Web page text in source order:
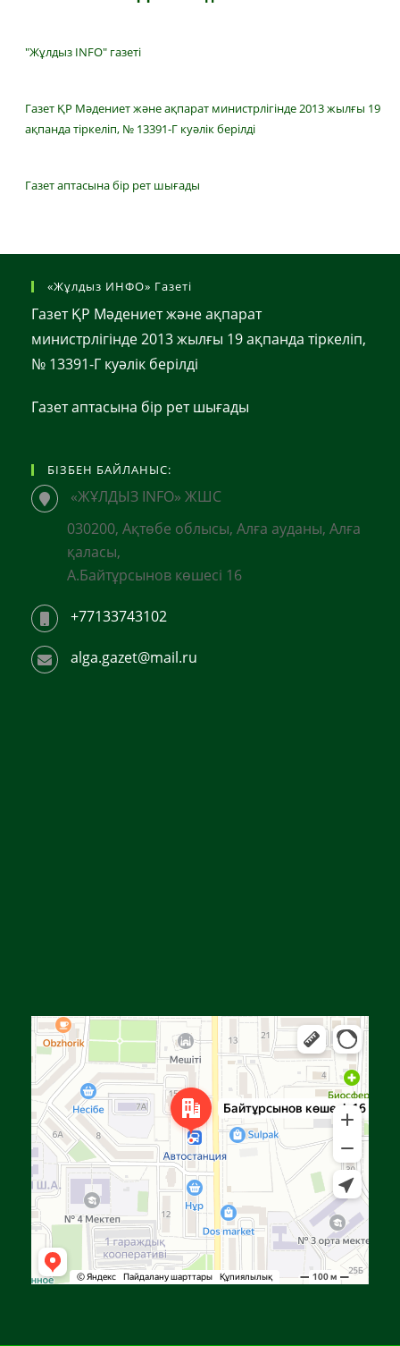
"Жұлдыз INFO" газеті
Газет ҚР Мәдениет және ақпарат министрлігінде 2013 жылғы 19
ақпанда тіркеліп, № 13391-Г куәлік берілді
Газет аптасына бір рет шығады
«Жұлдыз ИНФО» Газеті
Газет ҚР Мәдениет және ақпарат
министрлігінде 2013 жылғы 19 ақпанда тіркеліп,
№ 13391-Г куәлік берілді
Газет аптасына бір рет шығады
БІЗБЕН БАЙЛАНЫС:
«ЖҰЛДЫЗ INFO» ЖШС
030200, Ақтөбе облысы, Алға ауданы, Алға
қаласы,
А.Байтұрсынов көшесі 16
+77133743102
alga.gazet@mail.ru
Яндекс Карталар — көлік, навигация, орындарды іздеу